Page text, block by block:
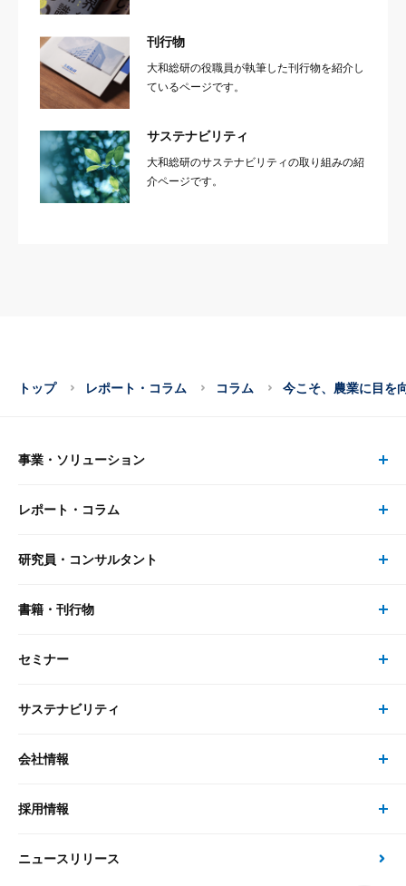
刊行物
大和総研の役職員が執筆した刊行物を紹介し
ているページです。
サステナビリティ
大和総研のサステナビリティの取り組みの紹
介ページです。
トップ レポート・コラム コラム 今こそ、農業に目を
事業・ソリューション
事業・ソリューション トップ
リサーチ
大和総研の強み
先端テクノロジーに基づく新たな価値の創出
レポート・コラム
レポート・コラム トップ
最新のレポート・コラム
政策分析
研究員・コンサルタント
研究員・コンサルタント トップ
研究員
書籍・刊行物
書籍・刊行物 トップ
書籍
セミナー
セミナー トップ
現在受付中のセミナー・イベント
サステナビリティ
サステナビリティの取り組み
次世代社会への貢献
会社情報
会社情報 トップ
会社概要・役員一覧
採用情報
採用情報 トップ
ニュースリリース